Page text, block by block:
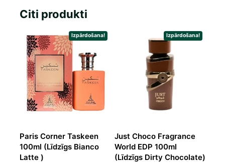
Citi produkti
Izpārdošana!
Paris Corner Taskeen
100ml (Līdzīgs Bianco
Latte )
Izpārdošana!
Just Choco Fragrance
World EDP 100ml
(Līdzīgs Dirty Chocolate)